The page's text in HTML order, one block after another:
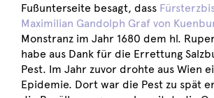
Fußunterseite besagt, dass
Maximilian Gandolph Graf von
Monstranz im Jahr 1680 dem hl.
habe aus Dank für die Errettung
Pest. Im Jahr zuvor drohte aus Wien
Epidemie. Dort war die Pest zu spät